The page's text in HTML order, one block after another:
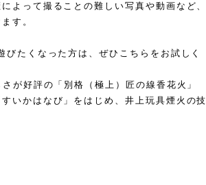
よって撮ることの難しい写真や動画など、
す。
たくなった方は、ぜひこちらをお試しく
が好評の「別格（極上）匠の線香花火」
いかはなび」をはじめ、井上玩具煙火の技